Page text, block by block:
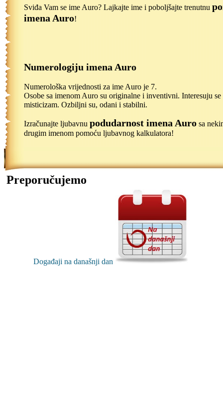
Sviđa Vam se ime Auro? Lajkajte ime i poboljšajte trenutnu
imena Auro!
Numerologiju imena Auro
Numerološka vrijednosti za ime Auro je 7.
Osobe sa imenom Auro su originalne i inventivni. Interesuju se
misticizam. Ozbiljni su, odani i stabilni.
Izračunajte ljubavnu podudarnost imena Auro sa
drugim imenom pomoću ljubavnog kalkulatora!
Preporučujemo
Događaji na današnji dan